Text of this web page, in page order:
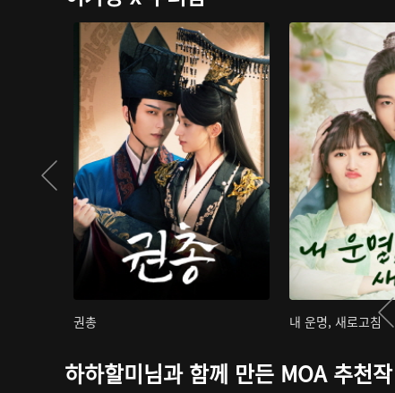
권총 내 운명, 새로고침
하하할미님과 함께 만든 MOA 추천작